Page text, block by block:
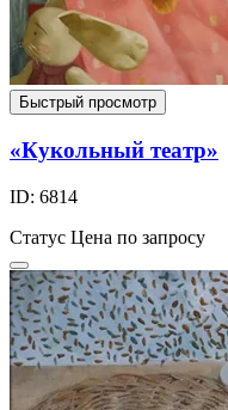
Быстрый просмотр
«Кукольный театр»
ID: 6814
Статус Цена по запросу